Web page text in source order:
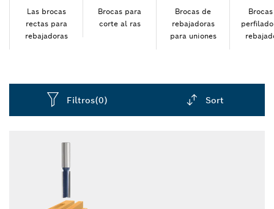
madera.
Las brocas
rectas para
rebajadoras
Brocas para
corte al ras
Brocas de
rebajadoras
para uniones
Filtros(0) Sort